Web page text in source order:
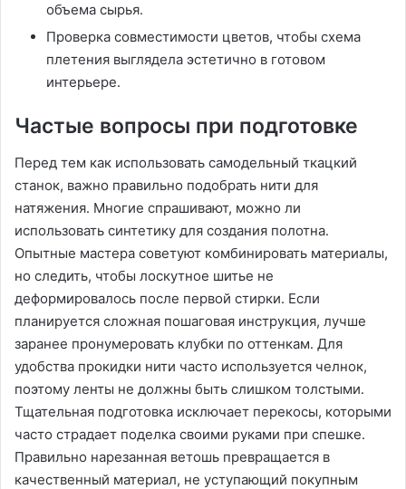
объема сырья․
Проверка совместимости цветов, чтобы схема
плетения выглядела эстетично в готовом
интерьере․
Частые вопросы при подготовке
Перед тем как использовать самодельный ткацкий
станок, важно правильно подобрать нити для
натяжения․ Многие спрашивают, можно ли
использовать синтетику для создания полотна․
Опытные мастера советуют комбинировать материалы,
но следить, чтобы лоскутное шитье не
деформировалось после первой стирки․ Если
планируется сложная пошаговая инструкция, лучше
заранее пронумеровать клубки по оттенкам․ Для
удобства прокидки нити часто используется челнок,
поэтому ленты не должны быть слишком толстыми․
Тщательная подготовка исключает перекосы, которыми
часто страдает поделка своими руками при спешке․
Правильно нарезанная ветошь превращается в
качественный материал, не уступающий покупным